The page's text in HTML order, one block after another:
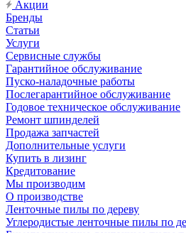
Акции
Бренды
Статьи
Услуги
Сервисные службы
Гарантийное обслуживание
Пуско-наладочные работы
Послегарантийное обслуживание
Годовое техническое обслуживание
Ремонт шпинделей
Продажа запчастей
Дополнительные услуги
Купить в лизинг
Кредитование
Мы производим
О производстве
Ленточные пилы по дереву
Углеродистые ленточные пилы